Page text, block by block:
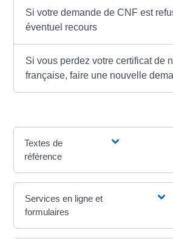
Si votre demande de CNF est
éventuel recours
Si vous perdez votre certificat de
française, faire une nouvelle
Textes de
référence
Services en ligne et
formulaires